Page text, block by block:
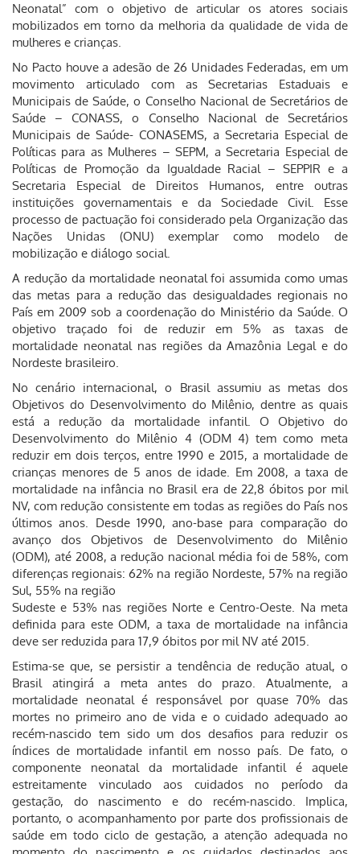
Neonatal” com o objetivo de articular os atores sociais
mobilizados em torno da melhoria da qualidade de vida de
mulheres e crianças.
No Pacto houve a adesão de 26 Unidades Federadas, em um
movimento articulado com as Secretarias Estaduais e
Municipais de Saúde, o Conselho Nacional de Secretários de
Saúde – CONASS, o Conselho Nacional de Secretários
Municipais de Saúde- CONASEMS, a Secretaria Especial de
Políticas para as Mulheres – SEPM, a Secretaria Especial de
Políticas de Promoção da Igualdade Racial – SEPPIR e a
Secretaria Especial de Direitos Humanos, entre outras
instituições governamentais e da Sociedade Civil. Esse
processo de pactuação foi considerado pela Organização das
Nações Unidas (ONU) exemplar como modelo de
mobilização e diálogo social.
A redução da mortalidade neonatal foi assumida como umas
das metas para a redução das desigualdades regionais no
País em 2009 sob a coordenação do Ministério da Saúde. O
objetivo traçado foi de reduzir em 5% as taxas de
mortalidade neonatal nas regiões da Amazônia Legal e do
Nordeste brasileiro.
No cenário internacional, o Brasil assumiu as metas dos
Objetivos do Desenvolvimento do Milênio, dentre as quais
está a redução da mortalidade infantil. O Objetivo do
Desenvolvimento do Milênio 4 (ODM 4) tem como meta
reduzir em dois terços, entre 1990 e 2015, a mortalidade de
crianças menores de 5 anos de idade. Em 2008, a taxa de
mortalidade na infância no Brasil era de 22,8 óbitos por mil
NV, com redução consistente em todas as regiões do País nos
últimos anos. Desde 1990, ano-base para comparação do
avanço dos Objetivos de Desenvolvimento do Milênio
(ODM), até 2008, a redução nacional média foi de 58%, com
diferenças regionais: 62% na região Nordeste, 57% na região
Sul, 55% na região
Sudeste e 53% nas regiões Norte e Centro-Oeste. Na meta
definida para este ODM, a taxa de mortalidade na infância
deve ser reduzida para 17,9 óbitos por mil NV até 2015.
Estima-se que, se persistir a tendência de redução atual, o
Brasil atingirá a meta antes do prazo. Atualmente, a
mortalidade neonatal é responsável por quase 70% das
mortes no primeiro ano de vida e o cuidado adequado ao
recém-nascido tem sido um dos desafios para reduzir os
índices de mortalidade infantil em nosso país. De fato, o
componente neonatal da mortalidade infantil é aquele
estreitamente vinculado aos cuidados no período da
gestação, do nascimento e do recém-nascido. Implica,
portanto, o acompanhamento por parte dos profissionais de
saúde em todo ciclo de gestação, a atenção adequada no